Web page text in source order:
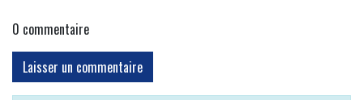
0 commentaire
Laisser un commentaire